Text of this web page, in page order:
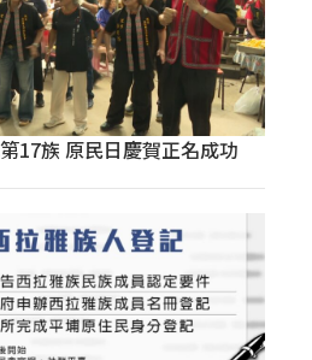
17族 原民日慶賀正名成功